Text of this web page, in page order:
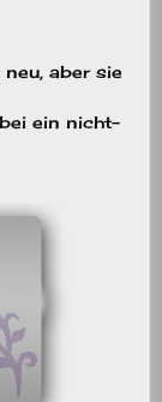
aber sie
ein nicht-